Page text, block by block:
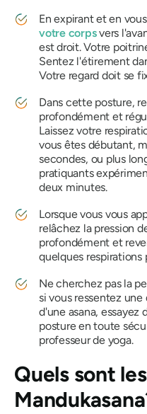
En expirant et en
votre corpsvers
est droit. Votre
Sentez l'étirement
Votre regard doit se
Dans cette posture,
profondément et
Laissez votre
vous êtes débutant,
secondes, ou plus
pratiquants
deux minutes.
Lorsque vous vous
relâchez la pression
profondément et
quelques
Ne cherchez pas la
si vous ressentez
d'une asana, essayez
posture en toute
professeur de yoga.
Quels sont
Mandukasana